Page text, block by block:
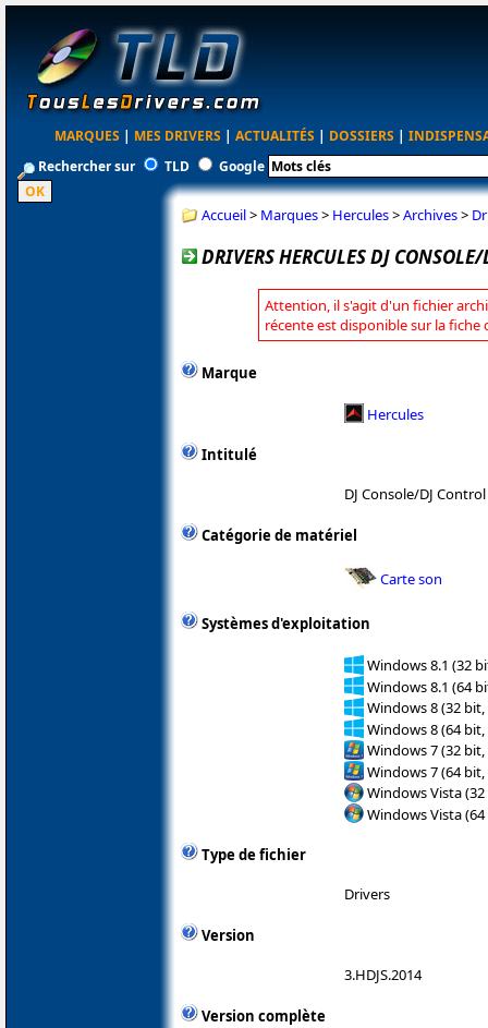
MARQUES | MES DRIVERS | ACTUALITÉS | DOSSIERS |
Rechercher sur
TLD Google
Accueil> Marques> Hercules>Archives>
DRIVERS HERCULES DJ
Attention, il s'agit d'un fichier
récente est disponible sur la fiche
Marque
Hercules
Intitulé
DJ Console/DJ Control
Catégorie de matériel
Carte son
Systèmes d'exploitation
Windows 8.1 (32
Windows 8.1 (64
Windows 8 (32 bit,
Windows 8 (64 bit,
Windows 7 (32 bit,
Windows 7 (64 bit,
Windows Vista
Windows Vista
Type de fichier
Drivers
Version
3.HDJS.2014
Version complète